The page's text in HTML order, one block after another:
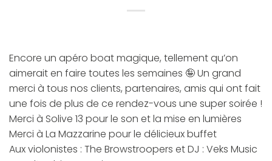
Encore un apéro boat magique, tellement qu’on
aimerait en faire toutes les semaines 🤪 Un grand
merci à tous nos clients, partenaires, amis qui ont fait
une fois de plus de ce rendez-vous une super soirée !
Merci à Solive 13 pour le son et la mise en lumières
Merci à La Mazzarine pour le délicieux buffet
Aux violonistes : The Browstroopers et DJ : Veks Music